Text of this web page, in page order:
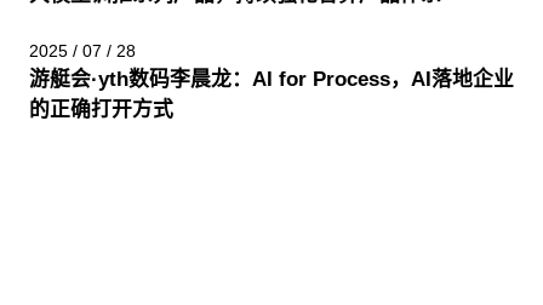
2025 / 07 / 28
游艇会·yth数码李晨龙：AI for Process，AI落地企业
的正确打开方式